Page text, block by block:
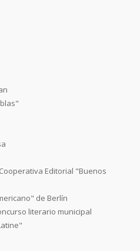
Editorial "Buenos
de Berlín
literario municipal